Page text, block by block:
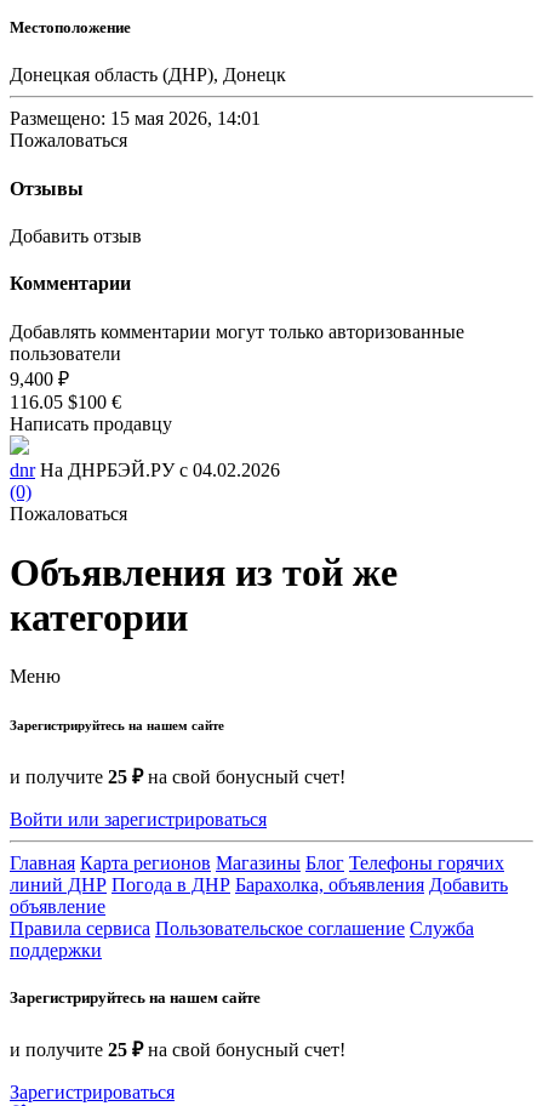
Местоположение
Донецкая область (ДНР), Донецк
Размещено: 15 мая 2026, 14:01
Пожаловаться
Отзывы
Добавить отзыв
Комментарии
Добавлять комментарии могут только авторизованные
пользователи
9,400 ₽
116.05 $100 €
Написать продавцу
dnr На ДНРБЭЙ.РУ с 04.02.2026
(0)
Пожаловаться
Объявления из той же
категории
Меню
Зарегистрируйтесь на нашем сайте
и получите 25 ₽на свой бонусный счет!
Войти или зарегистрироваться
Главная Карта регионов Магазины Блог Телефоны горячих
линий ДНР Погода в ДНР Барахолка, объявления Добавить
объявление
Правила сервиса Пользовательское соглашение Служба
поддержки
Зарегистрируйтесь на нашем сайте
и получите 25 ₽на свой бонусный счет!
Зарегистрироваться